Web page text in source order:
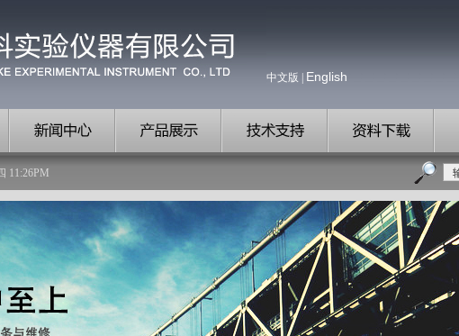
中文版 English
11:26PM